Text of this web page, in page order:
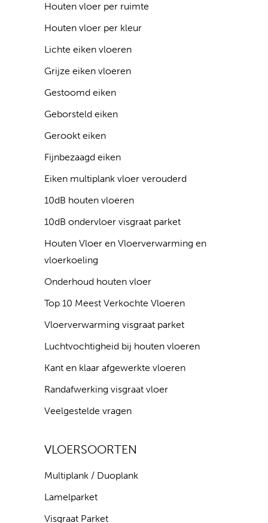
Houten vloer per ruimte
Houten vloer per kleur
Lichte eiken vloeren
Grijze eiken vloeren
Gestoomd eiken
Geborsteld eiken
Gerookt eiken
Fijnbezaagd eiken
Eiken multiplank vloer verouderd
10dB houten vloeren
10dB ondervloer visgraat parket
Houten Vloer en Vloerverwarming en
vloerkoeling
Onderhoud houten vloer
Top 10 Meest Verkochte Vloeren
Vloerverwarming visgraat parket
Luchtvochtigheid bij houten vloeren
Kant en klaar afgewerkte vloeren
Randafwerking visgraat vloer
Veelgestelde vragen
VLOERSOORTEN
Multiplank / Duoplank
Lamelparket
Visgraat Parket